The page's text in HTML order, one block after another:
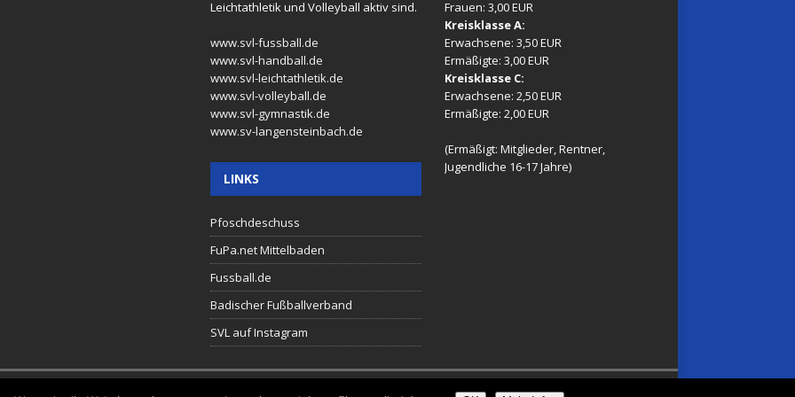
Leichtathletik und Volleyball aktiv sind.
www.svl-fussball.de
www.svl-handball.de
www.svl-leichtathletik.de
www.svl-volleyball.de
www.svl-gymnastik.de
www.sv-langensteinbach.de
LINKS
Pfoschdeschuss
FuPa.net Mittelbaden
Fussball.de
Badischer Fußballverband
SVL auf Instagram
Frauen: 3,00 EUR
Kreisklasse A:
Erwachsene: 3,50 EUR
Ermäßigte: 3,00 EUR
Kreisklasse C:
Erwachsene: 2,50 EUR
Ermäßigte: 2,00 EUR
(Ermäßigt: Mitglieder, Rentner,
Jugendliche 16-17 Jahre)